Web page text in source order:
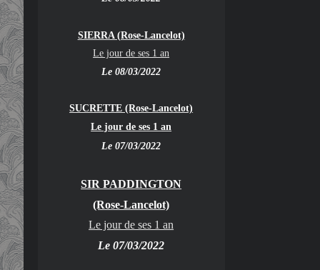
SIERRA (Rose-Lancelot)
Le jour de ses 1 an
Le 08/03/2022
SUCRETTE (Rose-Lancelot)
Le jour de ses 1 an
Le 07/03/2022
SIR PADDINGTON
(Rose-Lancelot)
Le jour de ses 1 an
Le 07/03/2022